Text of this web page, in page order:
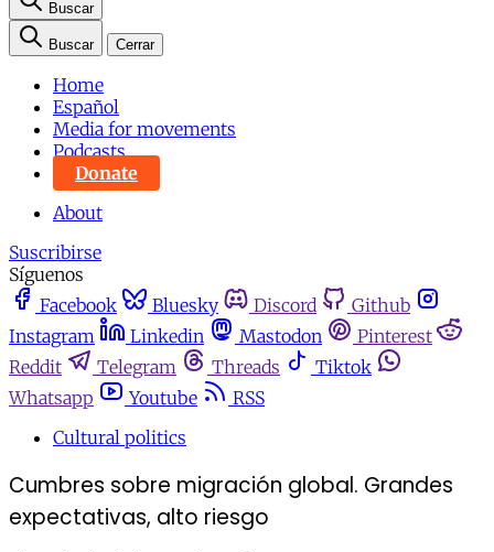
Buscar
Buscar Cerrar
Home
Español
Media for movements
Podcasts
Donate
About
Suscribirse
Síguenos
Facebook
Bluesky Discord
Github
Instagram
Linkedin Mastodon
Pinterest
Reddit
Telegram Threads
Tiktok
Whatsapp
Youtube
RSS
Cultural politics
Cumbres sobre migración global. Grandes
expectativas, alto riesgo